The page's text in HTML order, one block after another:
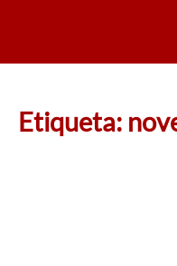
Etiqueta: